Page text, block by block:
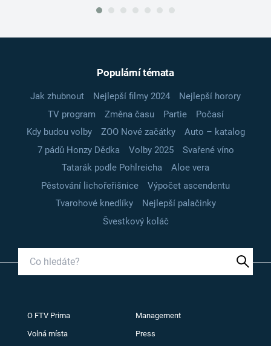
Populární témata
Jak zhubnout Nejlepší filmy 2024
Nejlepší horory
TV program
Změna času Partie
Počasí
Kdy budou volby
ZOO Nové začátky
Auto – katalog
7 pádů Honzy Dědka
Volby 2025
Svařené víno
Tatarák podle Pohlreicha
Aloe vera
Pěstování lichořeřišnice
Výpočet ascendentu
Tvarohové knedlíky
Nejlepší palačinky
Švestkový koláč
O FTV Prima Management
Volná místa Press